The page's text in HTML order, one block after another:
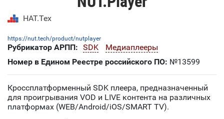
НАТ.Тех
https://nut.tech/product/nutplayer
Рубрикатор АРПП: SDK
Медиаплееры
Номер в Едином Реестре российского ПО: №13599
Кроссплатформенный SDK плеера, предназначенный
для проигрывания VOD и LIVE контента на различных
платформах (WEB/Android/iOS/SMART TV).